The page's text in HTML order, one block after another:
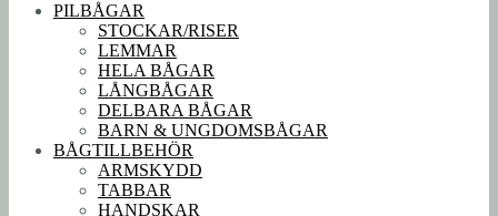
PILBÅGAR
STOCKAR/RISER
LEMMAR
HELA BÅGAR
LÅNGBÅGAR
DELBARA BÅGAR
BARN & UNGDOMSBÅGAR
BÅGTILLBEHÖR
ARMSKYDD
TABBAR
HANDSKAR